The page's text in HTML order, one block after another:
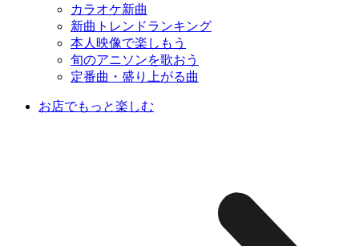
カラオケ新曲
新曲トレンドランキング
本人映像で楽しもう
旬のアニソンを歌おう
定番曲・盛り上がる曲
お店でもっと楽しむ